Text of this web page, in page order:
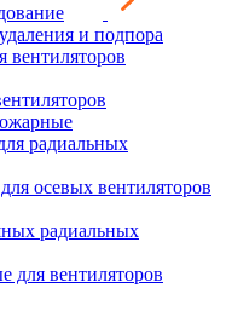
и подпора
вентиляторов
радиальных
осевых вентиляторов
радиальных
для вентиляторов